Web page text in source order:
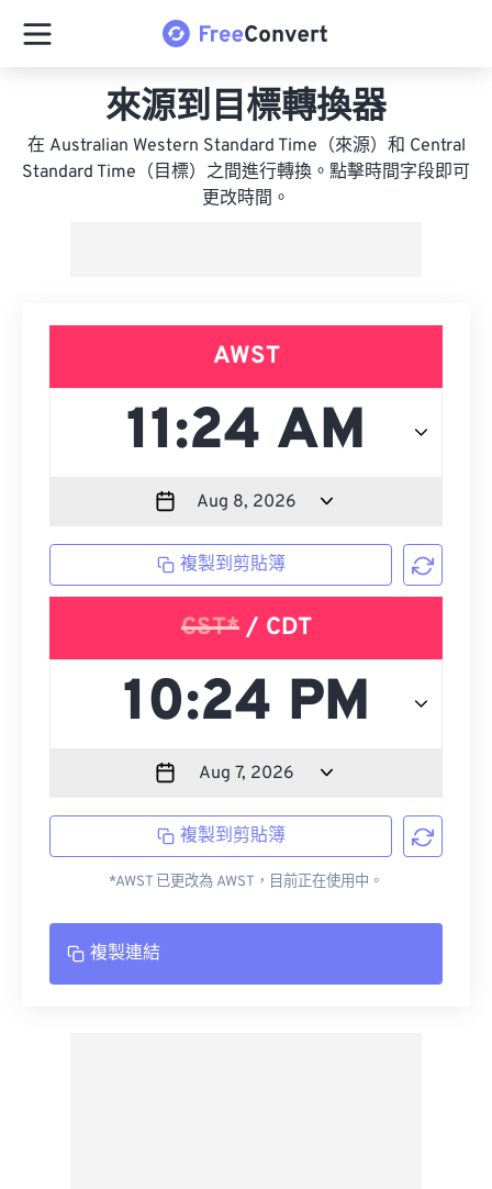
來源到目標轉換器
在 Australian Western Standard Time（來源）和 Central
Standard Time（目標）之間進行轉換。點擊時間字段即可
更改時間。
AWST
複製到剪貼簿
CST*/ CDT
複製到剪貼簿
*AWST 已更改為 AWST，目前正在使用中。
複製連結